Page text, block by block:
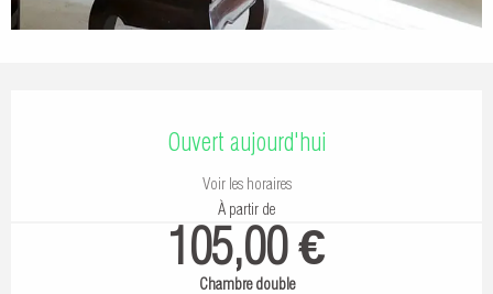
Ouvert aujourd'hui
Voir les horaires
À partir de
105,00 €
Chambre double